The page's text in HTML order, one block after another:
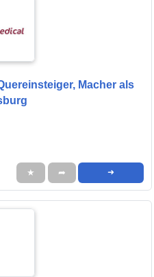
Macher als
★ ➦ ➜